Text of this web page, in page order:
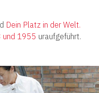
Dein Platz in der Welt.
und 1955 uraufgeführt.